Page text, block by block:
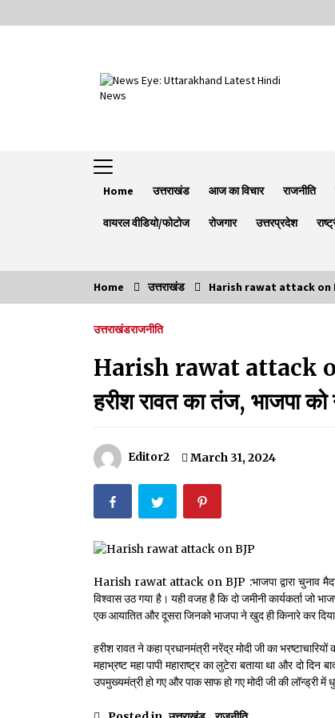
to
Home उत्तराखंड आज का विचार राजनीति
वायरल वीडियो/फोटोज रोजगार उत्तरप्रदेश
Trending Now
अधिकार दिवस कार्यक्रम में शामिल हुए
मदरसों का नाम अब्दुल कलाम के नाम पर रखने की
December 18, 2023
May 14, 2022
May 11, 2022
Home उत्तराखंड Harish rawat attack on BJP
उत्तराखंडराजनीति
Harish rawat attack on
हरीश रावत का तंज, भाजपा को
Editor2 March 31, 2024
Harish rawat attack on BJP :भाजपा द्वारा चुनाव
विश्वास उठ गया है। यही वजह है कि दो जमीनी कार्यकर्ता
एक आयातित और दूसरा जिनको भाजपा ने खुद ही किनारे कर
हरीश रावत ने कहा प्रधानमंत्री नरेंद्र मोदी जी का
महाभ्रष्ट महा पापी महाराष्ट्र का लुटेरा बताया था और दो
उपमुख्यमंत्री हो गए और पाक साफ हो गए मोदी जी की लॉन्ड्री में